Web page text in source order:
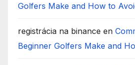
Golfers Make and How to
registrácia na binance en
Beginner Golfers Make and